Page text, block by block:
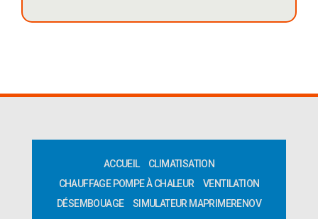
ACCUEIL
CLIMATISATION
CHAUFFAGE POMPE À CHALEUR
VENTILATION
DÉSEMBOUAGE
SIMULATEUR MAPRIMERENOV